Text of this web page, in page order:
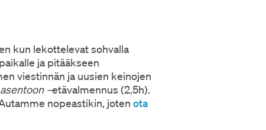
kun lekottelevat sohvalla
ja pitääkseen
viestinnän ja uusien keinojen
–etävalmennus (2,5h).
nopeastikin, joten ota